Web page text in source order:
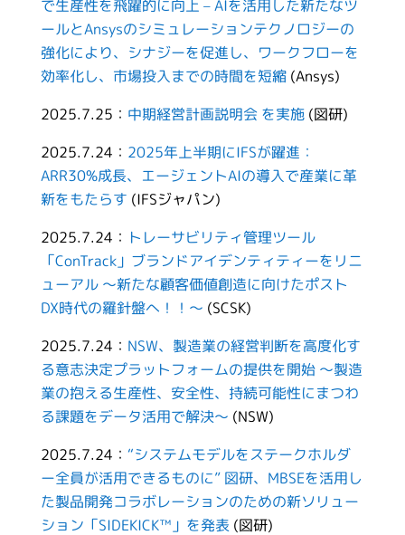
で生産性を飛躍的に向上 – AIを活用した新たなツ
ールとAnsysのシミュレーションテクノロジーの
強化により、シナジーを促進し、ワークフローを
効率化し、市場投入までの時間を短縮(Ansys)
2025.7.25： 中期経営計画説明会 を実施(図研)
2025.7.24： 2025年上半期にIFSが躍進：
ARR30%成長、エージェントAIの導入で産業に革
新をもたらす (IFSジャパン)
2025.7.24： トレーサビリティ管理ツール
「ConTrack」ブランドアイデンティティーをリニ
ューアル 〜新たな顧客価値創造に向けたポスト
DX時代の羅針盤へ！！〜 (SCSK)
2025.7.24： NSW、製造業の経営判断を高度化す
る意志決定プラットフォームの提供を開始 ～製造
業の抱える生産性、安全性、持続可能性にまつわ
る課題をデータ活用で解決～ (NSW)
2025.7.24： “システムモデルをステークホルダ
ー全員が活用できるものに” 図研、MBSEを活用し
た製品開発コラボレーションのための新ソリュー
ション「SIDEKICK™」を発表 (図研)